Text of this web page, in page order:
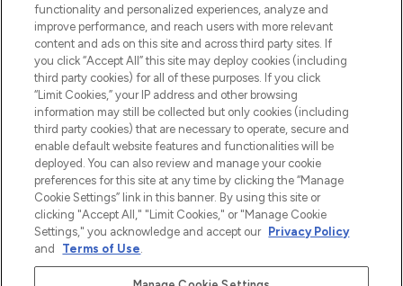
Zgoda na pliki cookie
Do Not Sell or Share My Personal
Information
POMOC & INFORMACJE
WAŻNE INFORMACJE
O LOOKFANTASTIC
functionality and personalized experiences, analyze and
improve performance, and reach users with more relevant
content and ads on this site and across third party sites. If
you click “Accept All” this site may deploy cookies (including
third party cookies) for all of these purposes. If you click
“Limit Cookies,” your IP address and other browsing
information may still be collected but only cookies (including
third party cookies) that are necessary to operate, secure and
enable default website features and functionalities will be
deployed. You can also review and manage your cookie
preferences for this site at any time by clicking the “Manage
Cookie Settings” link in this banner. By using this site or
clicking "Accept All," "Limit Cookies," or "Manage Cookie
Settings," you acknowledge and accept our Privacy Policy
and
Terms of Use.